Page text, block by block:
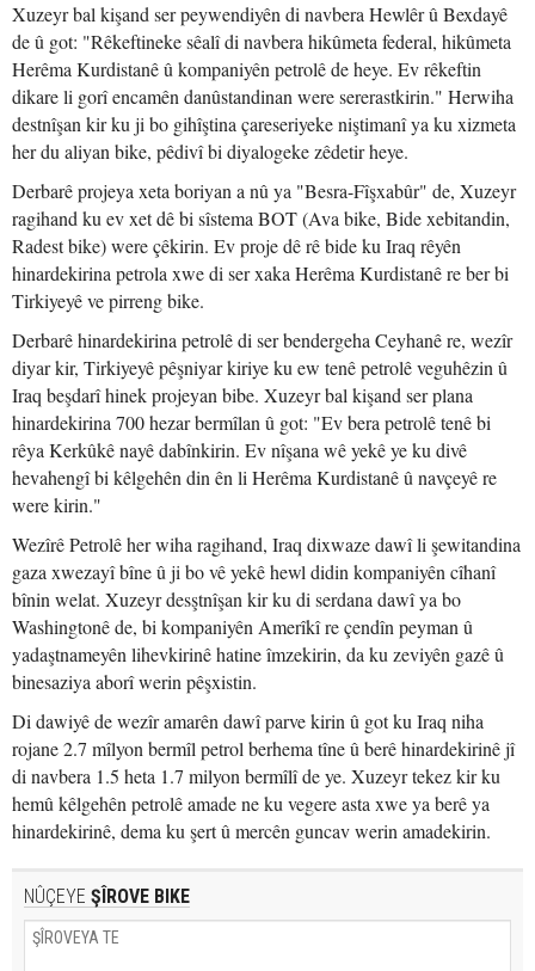
Xuzeyr bal kişand ser peywendiyên di navbera Hewlêr û Bexdayê
de û got: "Rêkeftineke sêalî di navbera hikûmeta federal, hikûmeta
Herêma Kurdistanê û kompaniyên petrolê de heye. Ev rêkeftin
dikare li gorî encamên danûstandinan were sererastkirin." Herwiha
destnîşan kir ku ji bo gihîştina çareseriyeke niştimanî ya ku xizmeta
her du aliyan bike, pêdivî bi diyalogeke zêdetir heye.
Derbarê projeya xeta boriyan a nû ya "Besra-Fîşxabûr" de, Xuzeyr
ragihand ku ev xet dê bi sîstema BOT (Ava bike, Bide xebitandin,
Radest bike) were çêkirin. Ev proje dê rê bide ku Iraq rêyên
hinardekirina petrola xwe di ser xaka Herêma Kurdistanê re ber bi
Tirkiyeyê ve pirreng bike.
Derbarê hinardekirina petrolê di ser bendergeha Ceyhanê re, wezîr
diyar kir, Tirkiyeyê pêşniyar kiriye ku ew tenê petrolê veguhêzin û
Iraq beşdarî hinek projeyan bibe. Xuzeyr bal kişand ser plana
hinardekirina 700 hezar bermîlan û got: "Ev bera petrolê tenê bi
rêya Kerkûkê nayê dabînkirin. Ev nîşana wê yekê ye ku divê
hevahengî bi kêlgehên din ên li Herêma Kurdistanê û navçeyê re
were kirin."
Wezîrê Petrolê her wiha ragihand, Iraq dixwaze dawî li şewitandina
gaza xwezayî bîne û ji bo vê yekê hewl didin kompaniyên cîhanî
bînin welat. Xuzeyr desştnîşan kir ku di serdana dawî ya bo
Washingtonê de, bi kompaniyên Amerîkî re çendîn peyman û
yadaştnameyên lihevkirinê hatine îmzekirin, da ku zeviyên gazê û
binesaziya aborî werin pêşxistin.
Di dawiyê de wezîr amarên dawî parve kirin û got ku Iraq niha
rojane 2.7 mîlyon bermîl petrol berhema tîne û berê hinardekirinê jî
di navbera 1.5 heta 1.7 milyon bermîlî de ye. Xuzeyr tekez kir ku
hemû kêlgehên petrolê amade ne ku vegere asta xwe ya berê ya
hinardekirinê, dema ku şert û mercên guncav werin amadekirin.
NÛÇEYE ŞÎROVE BIKE